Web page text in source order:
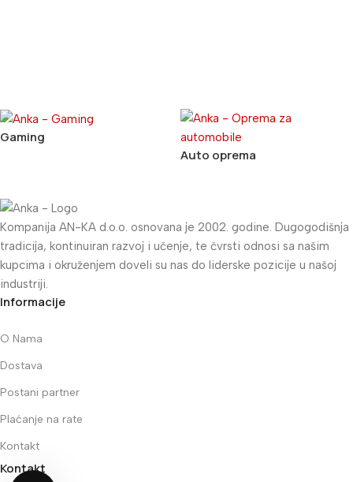
Gaming
Auto oprema
Kompanija AN-KA d.o.o. osnovana je 2002. godine. Dugogodišnja
tradicija, kontinuiran razvoj i učenje, te čvrsti odnosi sa našim
kupcima i okruženjem doveli su nas do liderske pozicije u našoj
industriji.
Informacije
O Nama
Dostava
Postani partner
Plaćanje na rate
Kontakt
Kontakt